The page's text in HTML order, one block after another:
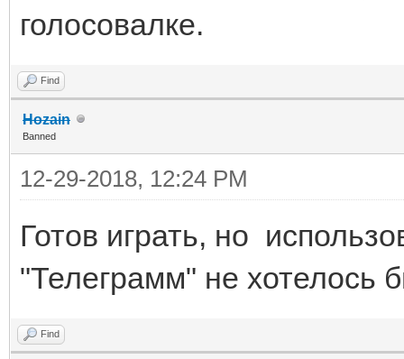
голосовалке.
Find
Hozain
Banned
12-29-2018, 12:24 PM
Готов играть, но
"Телеграмм" не хотелось
Find